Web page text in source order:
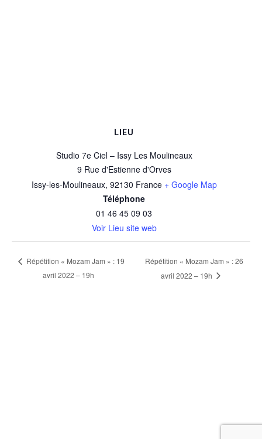
LIEU
Studio 7e Ciel – Issy Les Moulineaux
9 Rue d'Estienne d'Orves
Issy-les-Moulineaux, 92130 France + Google Map
Téléphone
01 46 45 09 03
Voir Lieu site web
Répétition « Mozam Jam » : 19
avril 2022 – 19h
Répétition « Mozam Jam » : 26
avril 2022 – 19h